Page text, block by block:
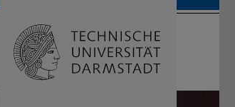
Suche öffnen